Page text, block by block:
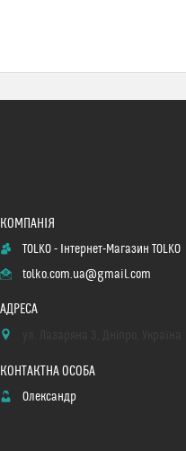
TOLKO - Інтернет-Магазин TOLKO
tolko.com.ua@gmail.com
Олександр